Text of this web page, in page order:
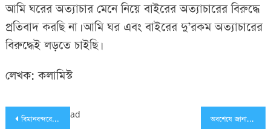
আমি ঘরের অত্যাচার মেনে নিয়ে বাইরের অত্যাচারের বিরুদ্ধে
প্রতিবাদ করছি না। আমি ঘর এবং বাইরের দু’রকম অত্যাচারের
বিরুদ্ধেই লড়তে চাইছি।
লেখক: কলামিস্ট
Post
বিমানবন্দরে যে ১০টি ভুল কখনও করবেন না, জেনে নিন… অবশেষে জানা গেল ‘নাবিলা জানো?’ পোস্টারের গল্প..
ad